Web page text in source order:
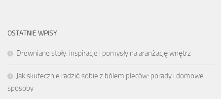
OSTATNIE WPISY
Drewniane stoły: inspiracje i pomysły na aranżację wnętrz
Jak skutecznie radzić sobie z bólem pleców: porady i domowe
sposoby